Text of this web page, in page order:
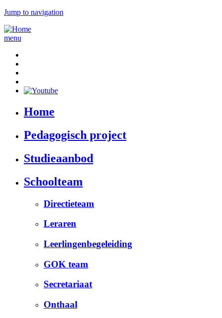
Jump to navigation
menu
Home
Pedagogisch project
Studieaanbod
Schoolteam
Directieteam
Leraren
Leerlingenbegeleiding
GOK team
Secretariaat
Onthaal